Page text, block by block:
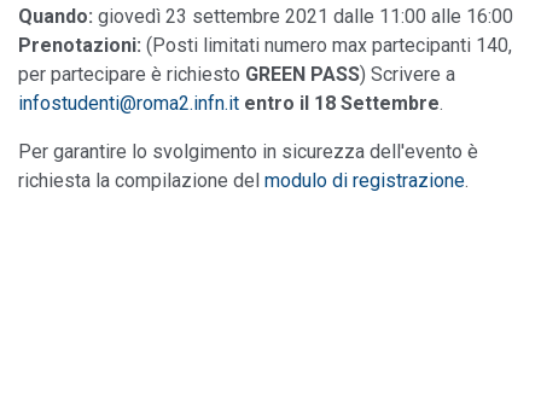
Quando: giovedì 23 settembre 2021 dalle 11:00 alle 16:00
Prenotazioni: (Posti limitati numero max partecipanti 140,
per partecipare è richiesto GREEN PASS) Scrivere a
infostudenti@roma2.infn.it entro il 18 Settembre.
Per garantire lo svolgimento in sicurezza dell'evento è
richiesta la compilazione del modulo di registrazione.